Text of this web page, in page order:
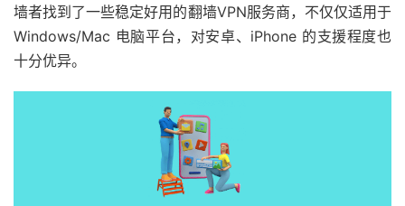
墙者找到了一些稳定好用的翻墙VPN服务商，不仅仅适用于
Windows/Mac 电脑平台，对安卓、iPhone 的支援程度也
十分优异。